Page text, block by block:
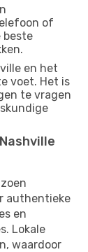
of
beste
en het
voet. Het is
te vragen
authentieke
en
Lokale
waardoor